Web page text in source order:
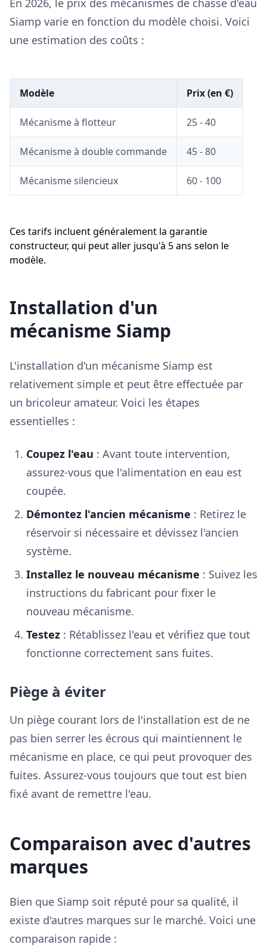
En 2026, le prix des mécanismes de chasse d'eau
Siamp varie en fonction du modèle choisi. Voici
une estimation des coûts :
Modèle Prix (en €)
Mécanisme à flotteur 25 - 40
Mécanisme à double commande 45 - 80
Mécanisme silencieux 60 - 100
Ces tarifs incluent généralement la garantie
constructeur, qui peut aller jusqu'à 5 ans selon le
modèle.
Installation d'un
mécanisme Siamp
L'installation d'un mécanisme Siamp est
relativement simple et peut être effectuée par
un bricoleur amateur. Voici les étapes
essentielles :
Coupez l'eau : Avant toute intervention,
assurez-vous que l'alimentation en eau est
coupée.
Démontez l'ancien mécanisme : Retirez le
réservoir si nécessaire et dévissez l'ancien
système.
Installez le nouveau mécanisme : Suivez les
instructions du fabricant pour fixer le
nouveau mécanisme.
Testez : Rétablissez l'eau et vérifiez que tout
fonctionne correctement sans fuites.
Piège à éviter
Un piège courant lors de l'installation est de ne
pas bien serrer les écrous qui maintiennent le
mécanisme en place, ce qui peut provoquer des
fuites. Assurez-vous toujours que tout est bien
fixé avant de remettre l'eau.
Comparaison avec d'autres
marques
Bien que Siamp soit réputé pour sa qualité, il
existe d'autres marques sur le marché. Voici une
comparaison rapide :